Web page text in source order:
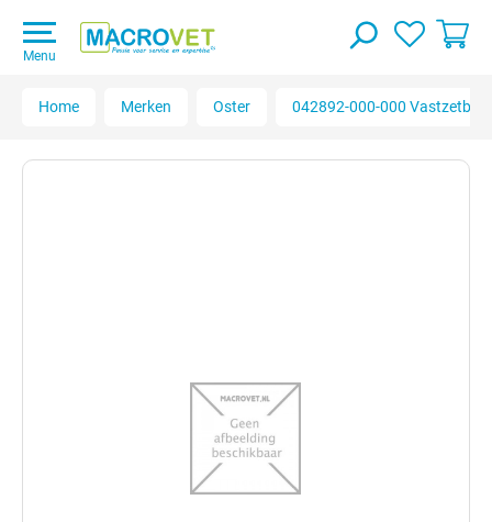
Menu
Home Merken Oster 042892-000-000